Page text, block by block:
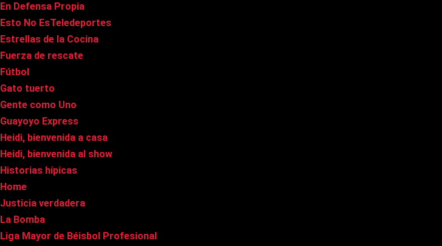
En Defensa Propia
Esto No EsTeledeportes
Estrellas de la Cocina
Fuerza de rescate
Fútbol
Gato tuerto
Gente como Uno
Guayoyo Express
Heidi, bienvenida a casa
Heidi, bienvenida al show
Historias hípicas
Home
Justicia verdadera
La Bomba
Liga Mayor de Béisbol Profesional